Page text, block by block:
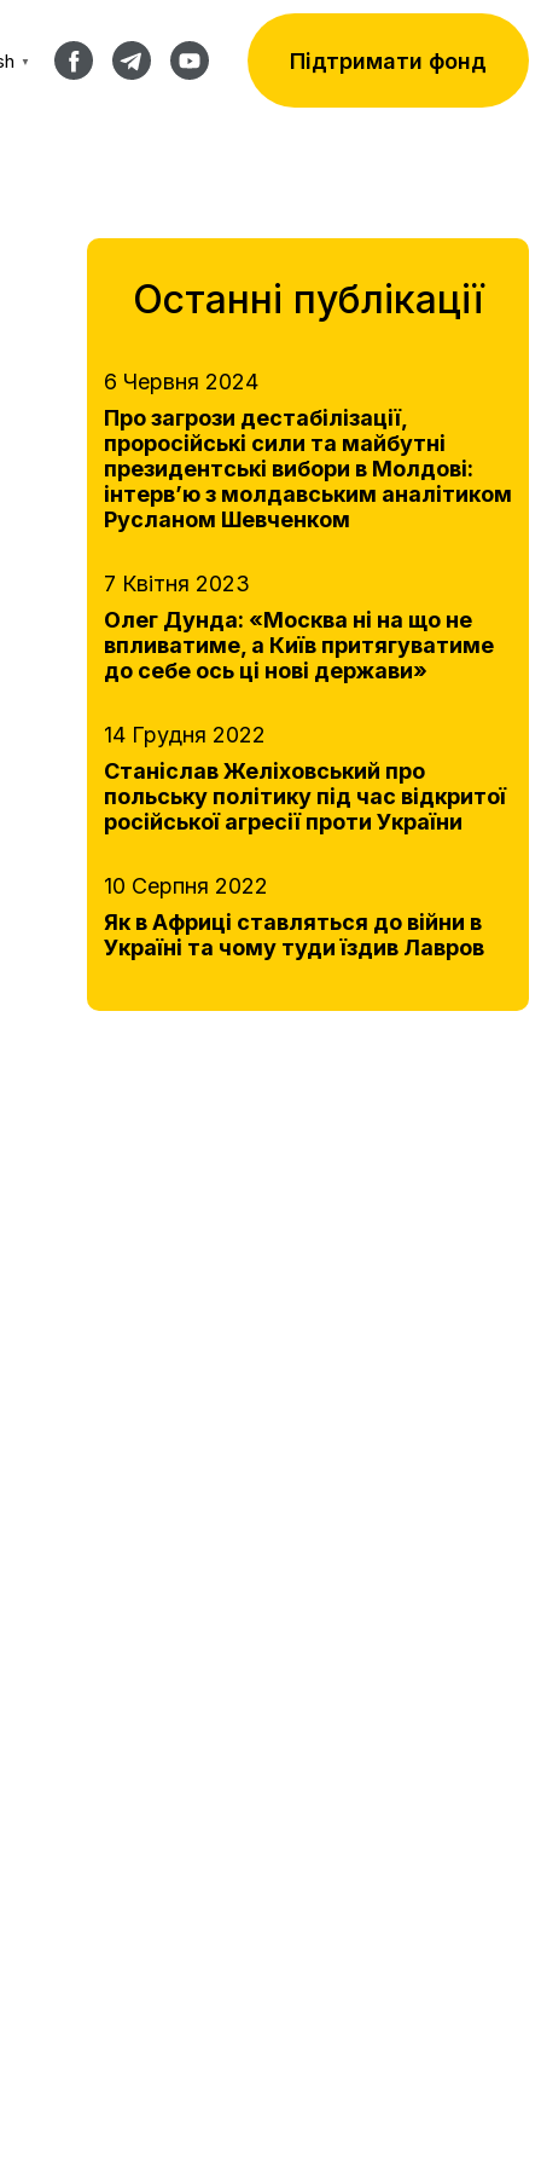
▼ Підтримати фонд
Останні публікації
6 Червня 2024
Про загрози дестабілізації,
проросійські сили та майбутні
президентські вибори в Молдові:
інтерв’ю з молдавським аналітиком
Русланом Шевченком
7 Квітня 2023
Олег Дунда: «Москва ні на що не
впливатиме, а Київ притягуватиме
до себе ось ці нові держави»
14 Грудня 2022
Станіслав Желіховський про
польську політику під час відкритої
російської агресії проти України
10 Серпня 2022
Як в Африці ставляться до війни в
Україні та чому туди їздив Лавров